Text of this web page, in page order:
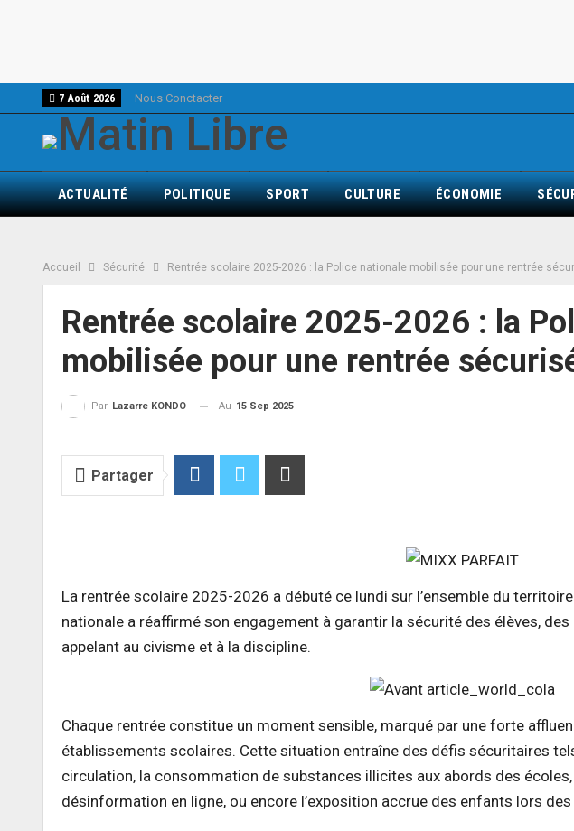
7 Août 2026 Nous Conctacter
ACTUALITÉ POLITIQUE SPORT CULTURE ÉCONOMIE
Accueil Sécurité Rentrée scolaire 2025-2026 : la Police nationale mobilisée pour une rentrée
Rentrée scolaire 2025-2026 : la
mobilisée pour une rentrée
Par Lazarre KONDO Au 15 Sep 2025
Partager
La rentrée scolaire 2025-2026 a débuté ce lundi sur l’ensemble du
nationale a réaffirmé son engagement à garantir la sécurité des élèves,
appelant au civisme et à la discipline.
Chaque rentrée constitue un moment sensible, marqué par une forte
établissements scolaires. Cette situation entraîne des défis sécuritaires
circulation, la consommation de substances illicites aux abords des
désinformation en ligne, ou encore l’exposition accrue des enfants lors